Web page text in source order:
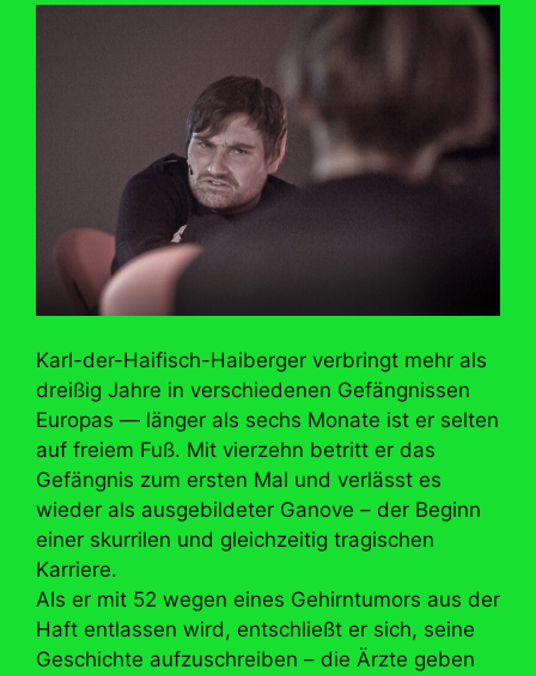
Karl-der-Haifisch-Haiberger verbringt mehr als
dreißig Jahre in verschiedenen Gefängnissen
Europas — länger als sechs Monate ist er selten
auf freiem Fuß. Mit vierzehn betritt er das
Gefängnis zum ersten Mal und verlässt es
wieder als ausgebildeter Ganove – der Beginn
einer skurrilen und gleichzeitig tragischen
Karriere.
Als er mit 52 wegen eines Gehirntumors aus der
Haft entlassen wird, entschließt er sich, seine
Geschichte aufzuschreiben – die Ärzte geben